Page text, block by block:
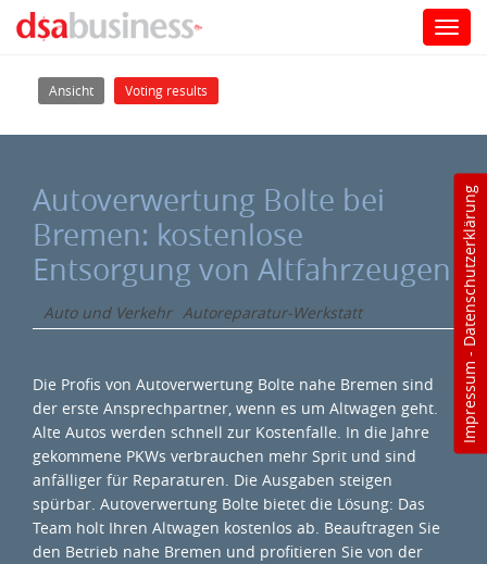
Impressum
-
Datenschutzerklärung
Haupt-Reiter
Ansicht (aktiver Reiter)
Voting results
Autoverwertung Bolte bei
Bremen: kostenlose
Entsorgung von Altfahrzeugen
Auto und Verkehr Autoreparatur-Werkstatt
Die Profis von Autoverwertung Bolte nahe Bremen sind
der erste Ansprechpartner, wenn es um Altwagen geht.
Alte Autos werden schnell zur Kostenfalle. In die Jahre
gekommene PKWs verbrauchen mehr Sprit und sind
anfälliger für Reparaturen. Die Ausgaben steigen
spürbar. Autoverwertung Bolte bietet die Lösung: Das
Team holt Ihren Altwagen kostenlos ab. Beauftragen Sie
den Betrieb nahe Bremen und profitieren Sie von der